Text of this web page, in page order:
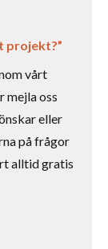
projekt?”
vårt
mejla oss
eller
på frågor
alltid gratis